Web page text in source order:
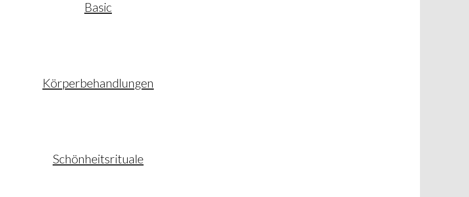
Basic
Körperbehandlungen
Schönheitsrituale